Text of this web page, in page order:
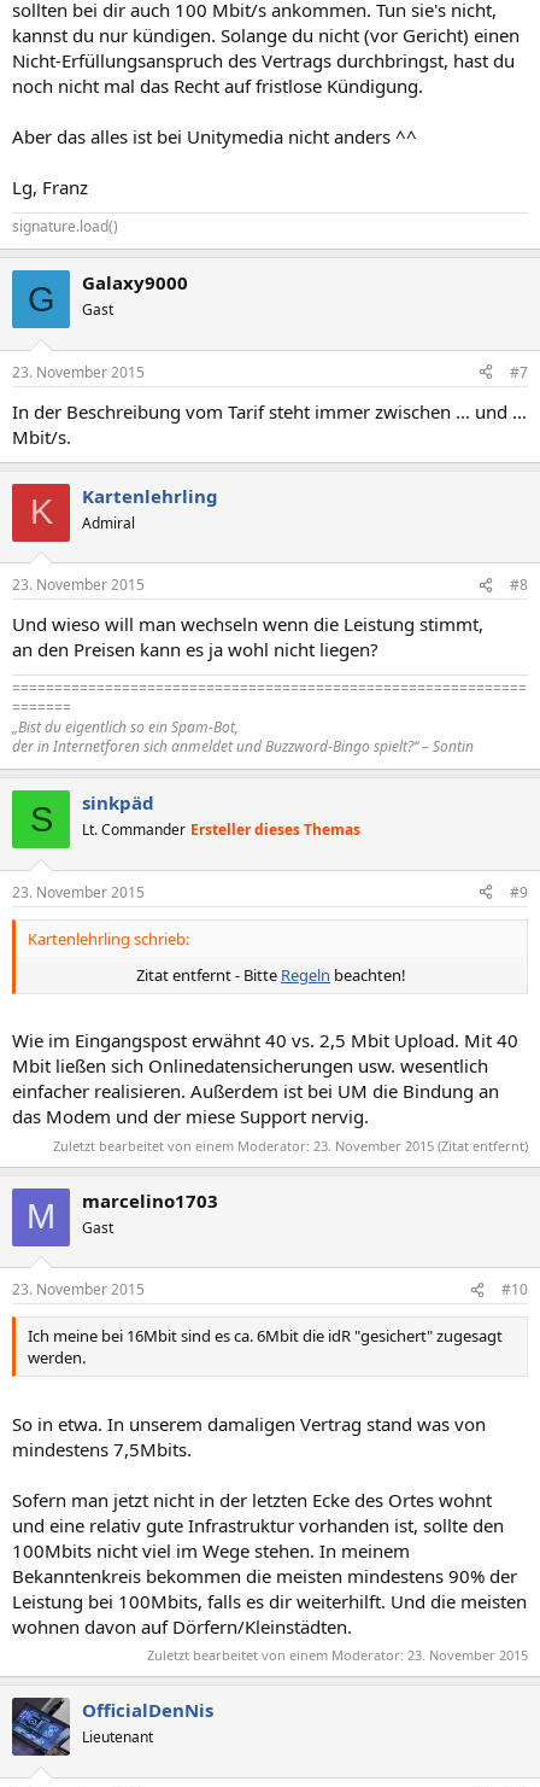
sollten bei dir auch 100 Mbit/s ankommen. Tun sie's nicht,
kannst du nur kündigen. Solange du nicht (vor Gericht) einen
Nicht-Erfüllungsanspruch des Vertrags durchbringst, hast du
noch nicht mal das Recht auf fristlose Kündigung.
Aber das alles ist bei Unitymedia nicht anders ^^
Lg, Franz
signature.load()
G Galaxy9000
Gast
23. November 2015 #7
In der Beschreibung vom Tarif steht immer zwischen ... und ...
Mbit/s.
K Kartenlehrling
Admiral
23. November 2015 #8
Und wieso will man wechseln wenn die Leistung stimmt,
an den Preisen kann es ja wohl nicht liegen?
=============================================================
=======
„Bist du eigentlich so ein Spam-Bot,
der in Internetforen sich anmeldet und Buzzword-Bingo spielt?“ – Sontin
S sinkpäd
Lt. Commander Ersteller dieses Themas
23. November 2015 #9
Kartenlehrling schrieb:
Zitat entfernt - Bitte Regeln beachten!​
Wie im Eingangspost erwähnt 40 vs. 2,5 Mbit Upload. Mit 40
Mbit ließen sich Onlinedatensicherungen usw. wesentlich
einfacher realisieren. Außerdem ist bei UM die Bindung an
das Modem und der miese Support nervig.
Zuletzt bearbeitet von einem Moderator: 23. November 2015 (Zitat entfernt)
M marcelino1703
Gast
23. November 2015 #10
Ich meine bei 16Mbit sind es ca. 6Mbit die idR "gesichert" zugesagt
werden.
So in etwa. In unserem damaligen Vertrag stand was von
mindestens 7,5Mbits.
Sofern man jetzt nicht in der letzten Ecke des Ortes wohnt
und eine relativ gute Infrastruktur vorhanden ist, sollte den
100Mbits nicht viel im Wege stehen. In meinem
Bekanntenkreis bekommen die meisten mindestens 90% der
Leistung bei 100Mbits, falls es dir weiterhilft. Und die meisten
wohnen davon auf Dörfern/Kleinstädten.
Zuletzt bearbeitet von einem Moderator: 23. November 2015
OfficialDenNis
Lieutenant